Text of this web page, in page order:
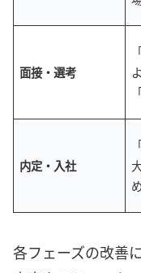
面接・選考
内定・入社
各フェーズの改善